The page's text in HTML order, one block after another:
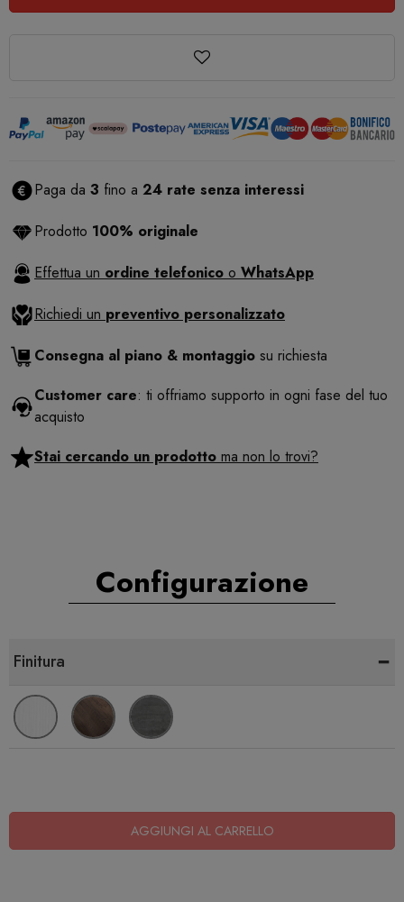
Paga da 3 fino a 24 rate senza interessi
Prodotto 100% originale
Effettua un ordine telefonico o WhatsApp
Richiedi un preventivo personalizzato
Consegna al piano & montaggio su richiesta
Customer care: ti offriamo supporto in ogni fase del tuo
acquisto
Stai cercando un prodotto ma non lo trovi?
Configurazione
Finitura -
AGGIUNGI AL CARRELLO